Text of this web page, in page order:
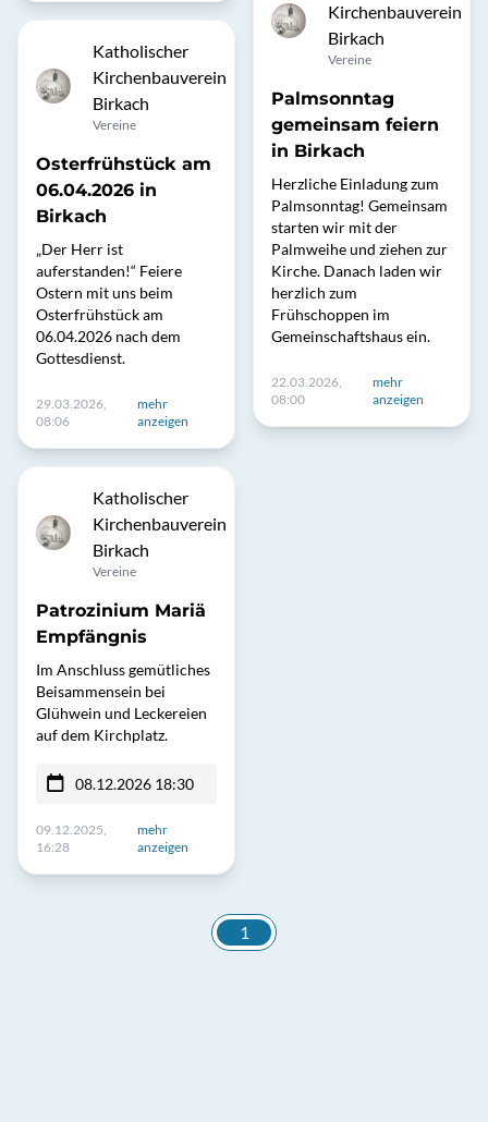
Katholischer
Kirchenbauverein
Birkach
Vereine
Osterfrühstück am
06.04.2026 in
Birkach
„Der Herr ist
auferstanden!“ Feiere
Ostern mit uns beim
Osterfrühstück am
06.04.2026 nach dem
Gottesdienst.
29.03.2026,
08:06
mehr
anzeigen
Katholischer
Kirchenbauverein
Birkach
Vereine
Patrozinium Mariä
Empfängnis
Im Anschluss gemütliches
Beisammensein bei
Glühwein und Leckereien
auf dem Kirchplatz.
08.12.2026 18:30
09.12.2025,
16:28
mehr
anzeigen
Kirchenbauverein
Birkach
Vereine
Palmsonntag
gemeinsam feiern
in Birkach
Herzliche Einladung zum
Palmsonntag! Gemeinsam
starten wir mit der
Palmweihe und ziehen zur
Kirche. Danach laden wir
herzlich zum
Frühschoppen im
Gemeinschaftshaus ein.
22.03.2026,
08:00
mehr
anzeigen
1